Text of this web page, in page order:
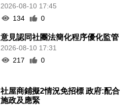
2026-08-10 17:45
134
0
意見認同社團法簡化程序優化監管
2026-08-10 17:31
217
0
社屋商鋪擬2情況免招標 政府:配合
施政及應緊